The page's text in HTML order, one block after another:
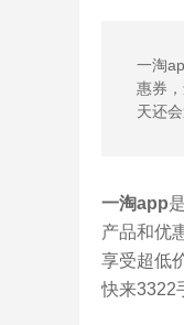
一淘
惠券
天还
一淘app
产品和优
享受超低
快来3322